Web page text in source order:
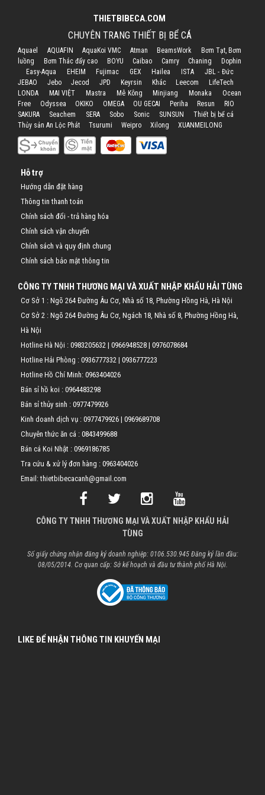
THIETBIBECA.COM
CHUYÊN TRANG THIẾT BỊ BỂ CÁ
Aquael AQUAFIN AquaKoi VMC Atman BeamsWork
Bơm Tạt, Bơm
luồng
Bơm Thác đẩy cao BOYU Caibao Camry Chaning
Dophin
Easy-Aqua
EHEIM Fujimac GEX Hailea ISTA
JBL - Đức
JEBAO
Jebo Jecod JPD Keyrsin Khác Leecom
LifeTech
LONDA
MAI VIỆT Mastra Mê Kông Minjiang Monaka
Ocean
Free
Odyssea OKIKO OMEGA OU GECAI Periha Resun
RIO
SAKURA
Seachem SERA Sobo Sonic SUNSUN
Thiết bị bể cá
Thủy sản An Lộc Phát
Tsurumi Weipro Xilong XUANMEILONG
Hỗ trợ
Hướng dẫn đặt hàng
Thông tin thanh toán
Chính sách đổi - trả hàng hóa
Chính sách vận chuyển
Chính sách và quy định chung
Chính sách bảo mật thông tin
CÔNG TY TNHH THƯƠNG MẠI VÀ XUẤT NHẬP KHẨU HẢI TÙNG
Cơ Sở 1 : Ngõ 264 Đường Âu Cơ, Nhà số 18, Phường Hồng Hà, Hà Nội
Cơ Sở 2 : Ngõ 264 Đường Âu Cơ, Ngách 18, Nhà số 8, Phường Hồng Hà,
Hà Nội
Hotline Hà Nội : 0983205632 | 0966948528 | 0976078684
Hotline Hải Phòng : 0936777332 | 0936777223
Hotline Hồ Chí Minh: 0963404026
Bán sỉ hồ koi : 0964483298
Bán sỉ thủy sinh : 0977479926
Kinh doanh dịch vụ : 0977479926 | 0969689708
Chuyên thức ăn cá : 0843499688
Bán cá Koi Nhật : 0969186785
Tra cứu & xử lý đơn hàng : 0963404026
Email: thietbibecacanh@gmail.com
CÔNG TY TNHH THƯƠNG MẠI VÀ XUẤT NHẬP KHẨU HẢI
TÙNG
Số giấy chứng nhận đăng ký doanh nghiệp: 0106.530.945 Đăng ký lần đầu:
08/05/2014. Cơ quan cấp: Sở kế hoạch và đầu tư thành phố Hà Nội.
LIKE ĐỂ NHẬN THÔNG TIN KHUYẾN MẠI